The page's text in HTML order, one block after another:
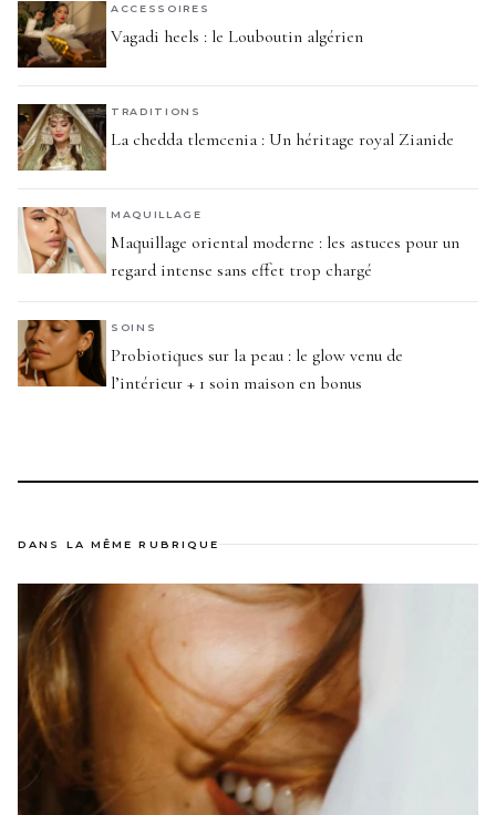
ACCESSOIRES
Vagadi heels : le Louboutin algérien
TRADITIONS
La chedda tlemcenia : Un héritage royal Zianide
MAQUILLAGE
Maquillage oriental moderne : les astuces pour un
regard intense sans effet trop chargé
SOINS
Probiotiques sur la peau : le glow venu de
l’intérieur + 1 soin maison en bonus
DANS LA MÊME RUBRIQUE